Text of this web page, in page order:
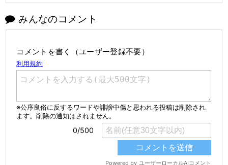
みんなのコメント
コメントを書く（ユーザー登録不要）